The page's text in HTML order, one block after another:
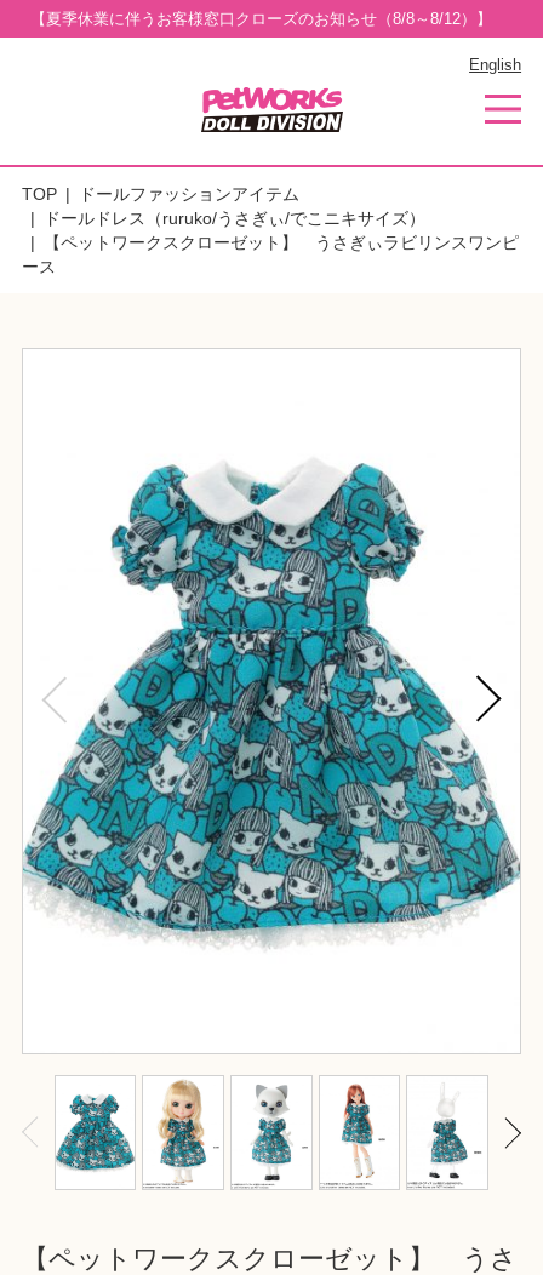
【夏季休業に伴うお客様窓口クローズのお知らせ（8/8～8/12）】
English
TOP
ドールファッションアイテム
ドールドレス（ruruko/うさぎぃ/でこニキサイズ）
【ペットワークスクローゼット】 うさぎぃラビリンスワンピ
ース
【ペットワークスクローゼット】 うさ